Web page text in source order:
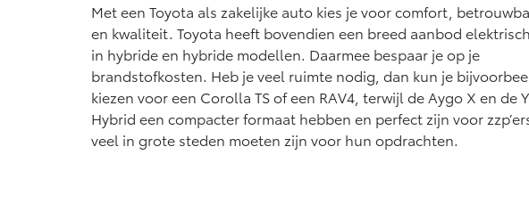
Met een Toyota als zakelijke auto kies je voor comfort,
en kwaliteit. Toyota heeft bovendien een breed aanbod
in hybride en hybride modellen. Daarmee bespaar je op je
brandstofkosten. Heb je veel ruimte nodig, dan kun je
kiezen voor een Corolla TS of een RAV4, terwijl de Aygo X en de
Hybrid een compacter formaat hebben en perfect zijn voor
veel in grote steden moeten zijn voor hun opdrachten.